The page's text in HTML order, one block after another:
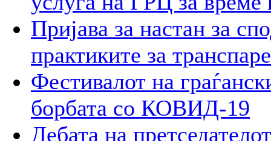
Пријава за настан за
практиките за
Фестивалот на
борбата со КОВИД-19
Дебата на